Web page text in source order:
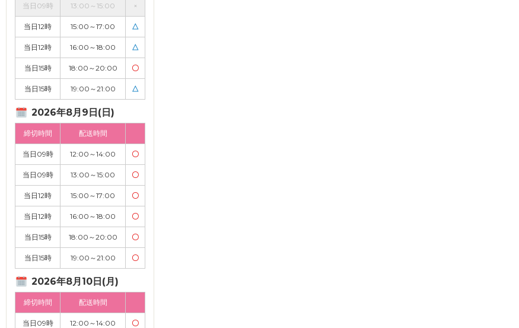
当日09時 13:00～15:00 ×
当日12時 15:00～17:00 △
当日12時 16:00～18:00 △
当日15時 18:00～20:00 〇
当日15時 19:00～21:00 △
2026年8月9日(日)
締切時間 配送時間
当日09時 12:00～14:00 〇
当日09時 13:00～15:00 〇
当日12時 15:00～17:00 〇
当日12時 16:00～18:00 〇
当日15時 18:00～20:00 〇
当日15時 19:00～21:00 〇
2026年8月10日(月)
締切時間 配送時間
当日09時 12:00～14:00 〇